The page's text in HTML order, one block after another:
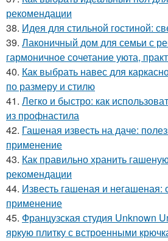
рекомендации
38. Идея для стильной гостиной:
39. Лаконичный дом для семьи с
гармоничное сочетание уюта,
40. Как выбрать навес для
по размеру и стилю
41. Легко и быстро: как
из профнастила
42. Гашеная известь на даче:
применение
43. Как правильно хранить
рекомендации
44. Известь гашеная и негашеная:
применение
45. Французская студия Unknown
яркую плитку с встроенными